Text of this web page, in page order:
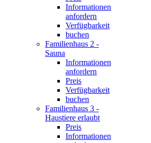
Informationen
anfordern
Verfügbarkeit
buchen
Familienhaus 2 -
Sauna
Informationen
anfordern
Preis
Verfügbarkeit
buchen
Familienhaus 3 -
Haustiere erlaubt
Preis
Informationen